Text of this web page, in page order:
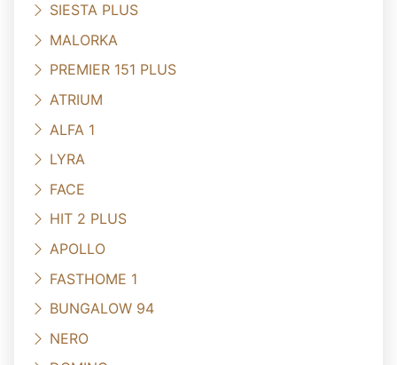
SIESTA PLUS
MALORKA
PREMIER 151 PLUS
ATRIUM
ALFA 1
LYRA
FACE
HIT 2 PLUS
APOLLO
FASTHOME 1
BUNGALOW 94
NERO